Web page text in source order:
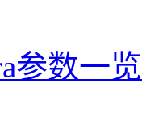
参数一览